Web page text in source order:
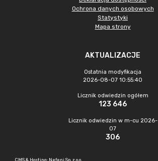
Ochrona danych osobowych
Statystyki
Mapa strony
AKTUALIZACJE
Ostatnia modyfikacja
2026-08-07 10:55:40
Licznik odwiedzin ogółem
123 646
Licznik odwiedzin w m-cu 2026-
07
306
CMS & Hosting: Nefeni Sp. z o.o.